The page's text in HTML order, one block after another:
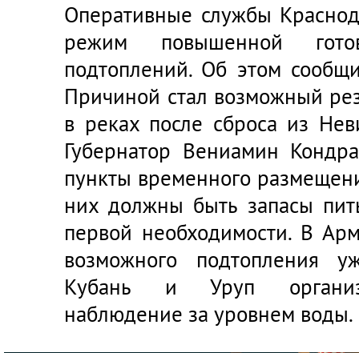
Оперативные службы
режим повышенной
подтоплений. Об этом
Причиной стал возможный
в реках после сброса из
Губернатор Вениамин
пункты временного
них должны быть запасы
первой необходимости. В
возможного подтопления
Кубань и Уруп
наблюдение за уровнем воды.